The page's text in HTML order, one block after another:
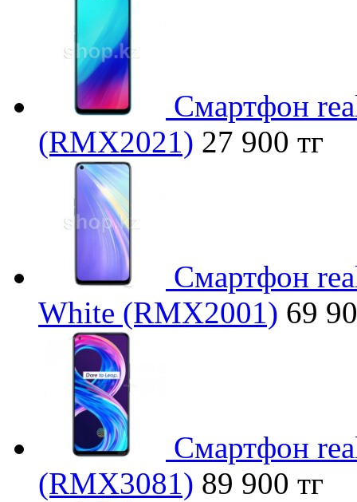
Смартфон
(RMX2021) 27 900 тг
Смартфон
White (RMX2001) 69
Смартфон
(RMX3081) 89 900 тг